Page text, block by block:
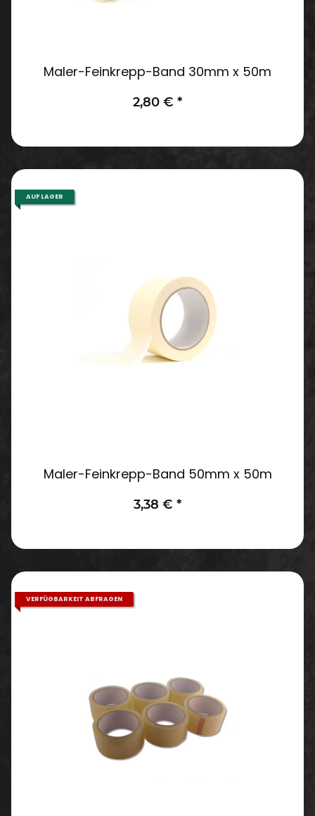
Maler-Feinkrepp-Band 30mm x 50m
2,80 € *
AUF LAGER
Maler-Feinkrepp-Band 50mm x 50m
3,38 € *
VERFÜGBARKEIT ABFRAGEN